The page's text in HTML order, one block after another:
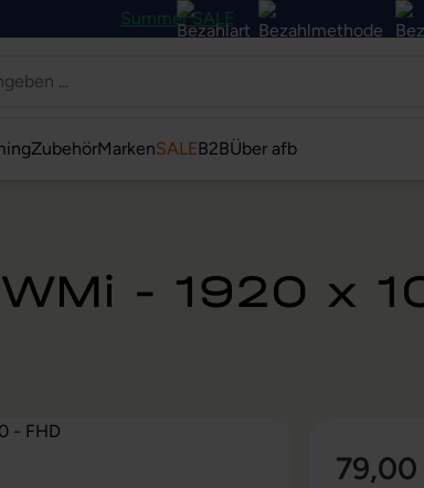
Summer SALE
ZubehörMarkenSALEB2BÜber afb
- 1920 x